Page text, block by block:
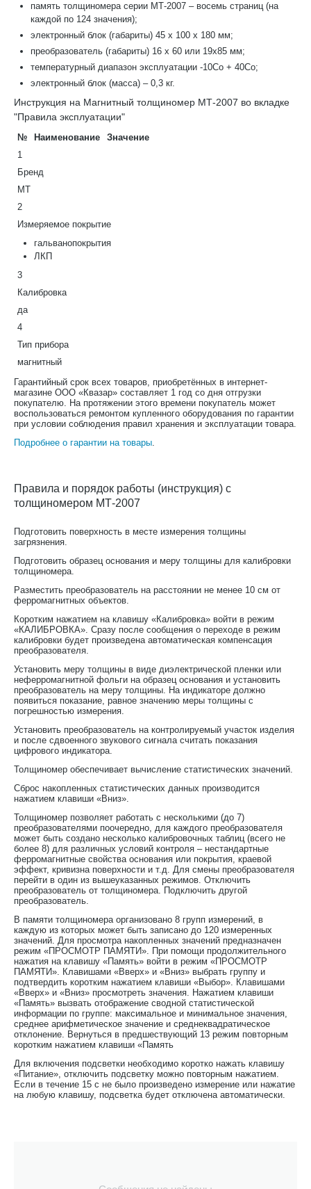
память толщиномера серии МТ-2007 – восемь страниц (на
каждой по 124 значения);
электронный блок (габариты) 45 x 100 x 180 мм;
преобразователь (габариты) 16 х 60 или 19х85 мм;
температурный диапазон эксплуатации -10Со + 40Со;
электронный блок (масса) – 0,3 кг.
Инструкция на Магнитный толщиномер МТ-2007 во вкладке
"Правила эксплуатации"
№ Наименование
Значение
1
Бренд
МТ
2
Измеряемое покрытие
гальванопокрытия
ЛКП
3
Калибровка
да
4
Тип прибора
магнитный
Гарантийный срок всех товаров, приобретённых в интернет-
магазине ООО «Квазар» составляет 1 год со дня отгрузки
покупателю. На протяжении этого времени покупатель может
воспользоваться ремонтом купленного оборудования по гарантии
при условии соблюдения правил хранения и эксплуатации товара.
Подробнее о гарантии на товары
Правила и порядок работы (инструкция) с
толщиномером МТ-2007
Подготовить поверхность в месте измерения толщины
загрязнения.
Подготовить образец основания и меру толщины для калибровки
толщиномера.
Разместить преобразователь на расстоянии не менее 10 см от
ферромагнитных объектов.
Коротким нажатием на клавишу «Калибровка» войти в режим
«КАЛИБРОВКА». Сразу после сообщения о переходе в режим
калибровки будет произведена автоматическая компенсация
преобразователя.
Установить меру толщины в виде диэлектрической пленки или
неферромагнитной фольги на образец основания и установить
преобразователь на меру толщины. На индикаторе должно
появиться показание, равное значению меры толщины с
погрешностью измерения.
Установить преобразователь на контролируемый участок изделия
и после сдвоенного звукового сигнала считать показания
цифрового индикатора.
Толщиномер обеспечивает вычисление статистических значений.
Сброс накопленных статистических данных производится
нажатием клавиши «Вниз».
Толщиномер позволяет работать с несколькими (до 7)
преобразователями поочередно, для каждого преобразователя
может быть создано несколько калибровочных таблиц (всего не
более 8) для различных условий контроля – нестандартные
ферромагнитные свойства основания или покрытия, краевой
эффект, кривизна поверхности и т.д. Для смены преобразователя
перейти в один из вышеуказанных режимов. Отключить
преобразователь от толщиномера. Подключить другой
преобразователь.
В памяти толщиномера организовано 8 групп измерений, в
каждую из которых может быть записано до 120 измеренных
значений. Для просмотра накопленных значений предназначен
режим «ПРОСМОТР ПАМЯТИ». При помощи продолжительного
нажатия на клавишу «Память» войти в режим «ПРОСМОТР
ПАМЯТИ». Клавишами «Вверх» и «Вниз» выбрать группу и
подтвердить коротким нажатием клавиши «Выбор». Клавишами
«Вверх» и «Вниз» просмотреть значения. Нажатием клавиши
«Память» вызвать отображение сводной статистической
информации по группе: максимальное и минимальное значения,
среднее арифметическое значение и среднеквадратическое
отклонение. Вернуться в предшествующий 13 режим повторным
коротким нажатием клавиши «Память
Для включения подсветки необходимо коротко нажать клавишу
«Питание», отключить подсветку можно повторным нажатием.
Если в течение 15 с не было произведено измерение или нажатие
на любую клавишу, подсветка будет отключена автоматически.